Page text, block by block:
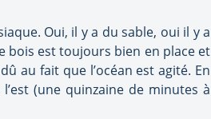
Oui, il y a du sable, oui il y a
bois est toujours bien en place et
au fait que l’océan est agité. En
(une quinzaine de minutes à